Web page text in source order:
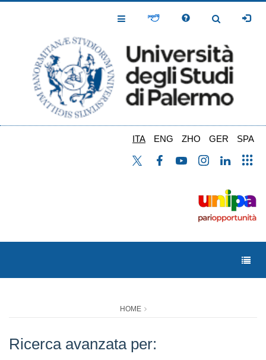
Toggle
Toggle
ITA ENG ZHO GER SPA
HOME
Ricerca avanzata per: